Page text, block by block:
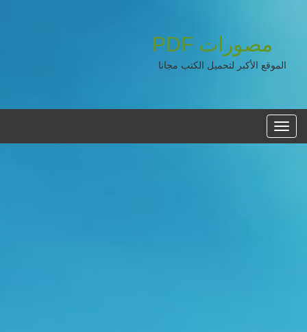
مصورات PDF
الموقع الأكبر لتحميل الكتب مجانا
القائمه
الرئيسية